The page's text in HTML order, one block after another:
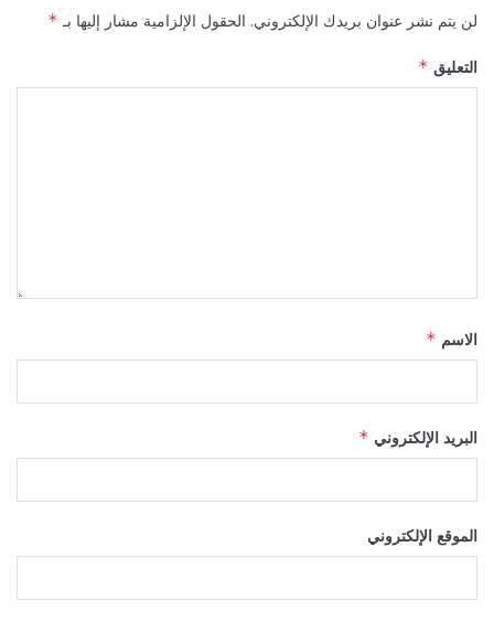
لن يتم نشر عنوان بريدك الإلكتروني. الحقول الإلزامية مشار إليها بـ *
التعليق *
الاسم *
البريد الإلكتروني *
الموقع الإلكتروني